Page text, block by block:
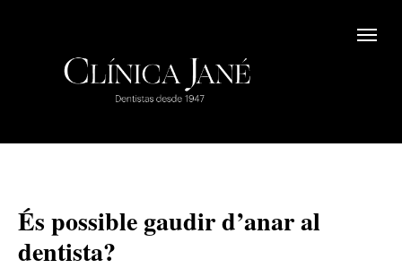
És possible gaudir d’anar al
dentista?